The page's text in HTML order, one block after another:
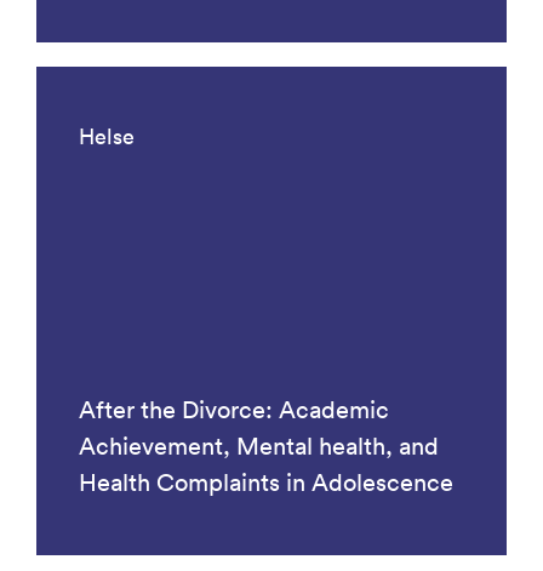
Helse
After the Divorce: Academic
Achievement, Mental health, and
Health Complaints in Adolescence